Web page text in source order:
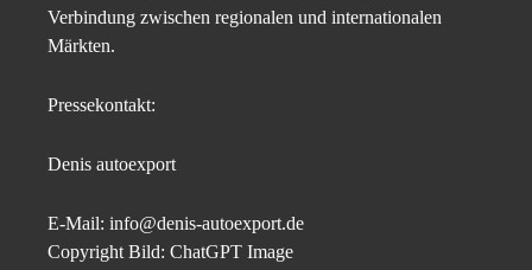
Verbindung zwischen regionalen und internationalen
Märkten.
Pressekontakt:
Denis autoexport
E-Mail: info@denis-autoexport.de
Copyright Bild: ChatGPT Image